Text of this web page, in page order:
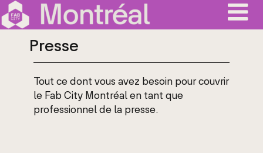
Skip
to
Presse
Tout ce dont vous avez besoin pour couvrir
le Fab City Montréal en tant que
professionnel de la presse.